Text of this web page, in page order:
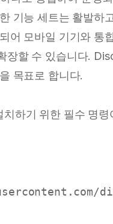
기능 세트는 활발하
어 모바일 기기와 통
장할 수 있습니다.
목표로 합니다.
하기 위한 필수 명령